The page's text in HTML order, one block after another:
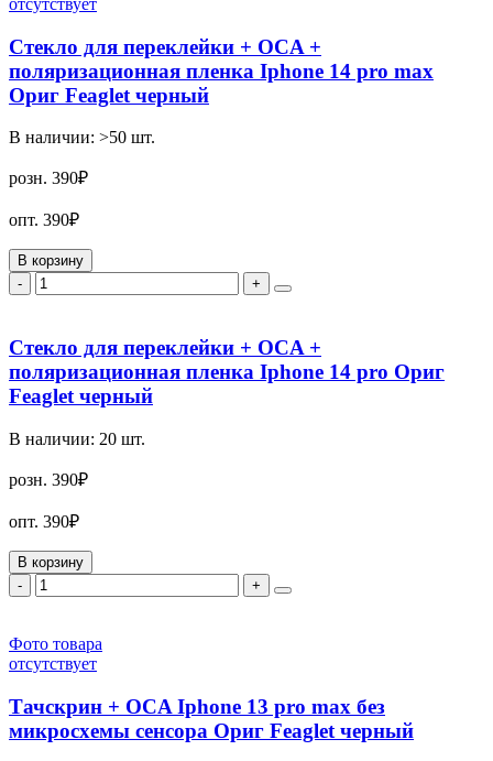
отсутствует
Стекло для переклейки + OCA +
поляризационная пленка Iphone 14 pro max
Ориг Feaglet черный
В наличии: >50 шт.
розн. 390₽
опт. 390₽
В корзину
-
+
Стекло для переклейки + OCA +
поляризационная пленка Iphone 14 pro Ориг
Feaglet черный
В наличии: 20 шт.
розн. 390₽
опт. 390₽
В корзину
-
+
Фото товара
отсутствует
Тачскрин + OCA Iphone 13 pro max без
микросхемы сенсора Ориг Feaglet черный